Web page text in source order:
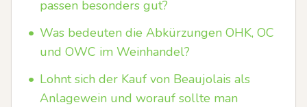
passen besonders gut?
• Was bedeuten die Abkürzungen OHK, OC
und OWC im Weinhandel?
• Lohnt sich der Kauf von Beaujolais als
Anlagewein und worauf sollte man